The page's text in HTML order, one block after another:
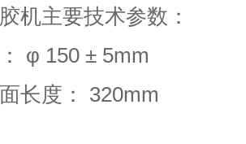
机主要技术参数：
φ 150 ± 5mm
长度： 320mm